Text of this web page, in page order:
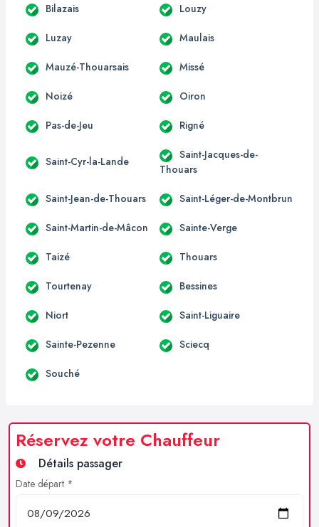
Bilazais Louzy
Luzay Maulais
Mauzé-Thouarsais Missé
Noizé Oiron
Pas-de-Jeu Rigné
Saint-Cyr-la-Lande
Saint-Jacques-de-
Thouars
Saint-Jean-de-Thouars Saint-Léger-de-Montbrun
Saint-Martin-de-Mâcon Sainte-Verge
Taizé Thouars
Tourtenay Bessines
Niort Saint-Liguaire
Sainte-Pezenne Sciecq
Souché
Réservez votre Chauffeur
Détails passager
Date départ *